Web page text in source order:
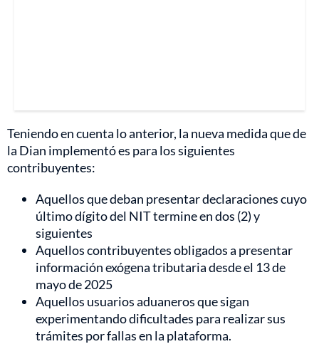
Teniendo en cuenta lo anterior, la nueva medida que de
la Dian implementó es para los siguientes
contribuyentes:
Aquellos que deban presentar declaraciones cuyo
último dígito del NIT termine en dos (2) y
siguientes
Aquellos contribuyentes obligados a presentar
información exógena tributaria desde el 13 de
mayo de 2025
Aquellos usuarios aduaneros que sigan
experimentando dificultades para realizar sus
trámites por fallas en la plataforma.